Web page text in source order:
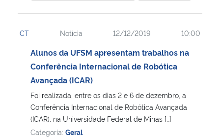
CT Notícia 12/12/2019 10:00
Alunos da UFSM apresentam trabalhos na
Conferência Internacional de Robótica
Avançada (ICAR)
Foi realizada, entre os dias 2 e 6 de dezembro, a
Conferência Internacional de Robótica Avançada
(ICAR), na Universidade Federal de Minas […]
Categoria: Geral